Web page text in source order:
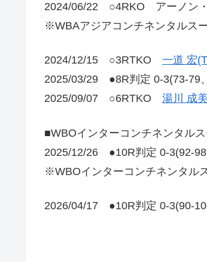
2024/06/22 ○4RKO アーノン
※WBAアジアコンチネンタルス
2024/12/15 ○3RTKO 一道 宏
2025/03/29 ●8R判定 0-3(73-79
2025/09/07 ○6RTKO 湯川 成
■WBOインターコンチネンタル
2025/12/26 ●10R判定 0-3(92-
※WBOインターコンチネンタル
2026/04/17 ●10R判定 0-3(90-